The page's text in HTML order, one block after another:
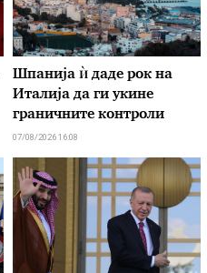
Шпанија ѝ даде рок на
Италија да ги укине
граничните контроли
07/08/2026 16:08